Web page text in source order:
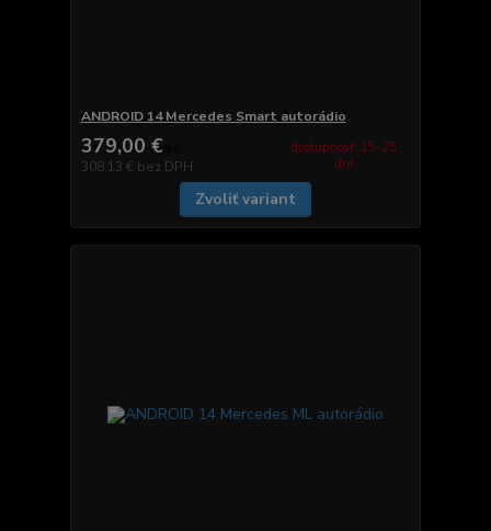
ANDROID 14 Mercedes Smart autorádio
379,00 €
308,13 € bez DPH
dostupnosť: 15-25
dní
Zvoliť variant